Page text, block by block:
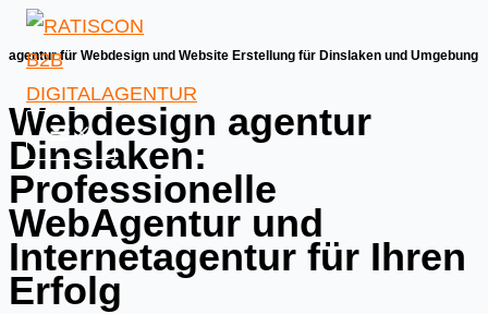
Skip
to
content
agentur für Webdesign und Website Erstellung für Dinslaken und Umgebung
Webdesign agentur
Dinslaken:
Professionelle
WebAgentur und
Internetagentur für Ihren
Erfolg